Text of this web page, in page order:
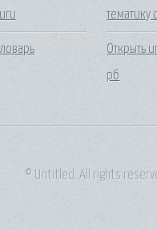
тематику
Открыть
рб
© Untitled. All rights